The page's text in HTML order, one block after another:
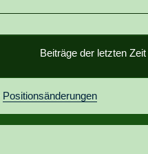
Beiträge der letzten
Positionsänderungen